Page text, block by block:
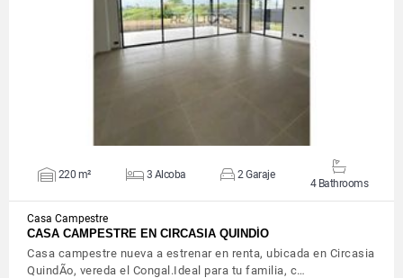
VIEW DETAILS
220 m² 3 Alcoba 2 Garaje
4 Bathrooms
Casa Campestre
CASA CAMPESTRE EN CIRCASIA QUINDÍO
Casa campestre nueva a estrenar en renta, ubicada en Circasia
QuindÃ­o, vereda el Congal.Ideal para tu familia, c…